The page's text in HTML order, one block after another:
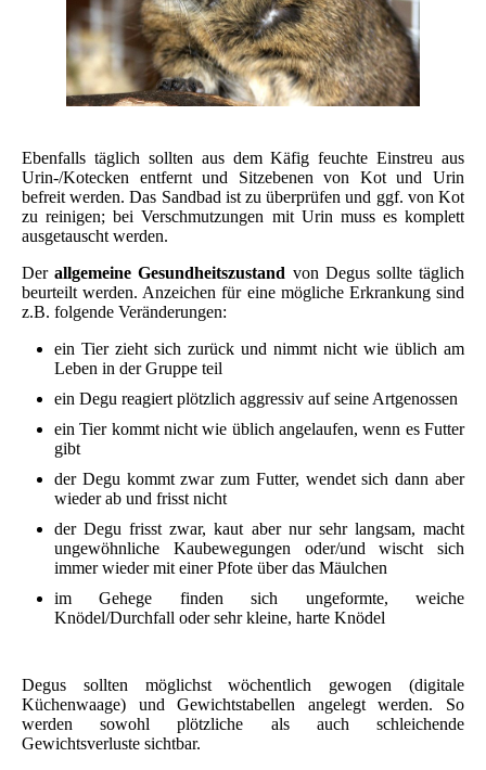
Ebenfalls täglich sollten aus dem Käfig feuchte Einstreu aus
Urin-/Kotecken entfernt und Sitzebenen von Kot und Urin
befreit werden. Das Sandbad ist zu überprüfen und ggf. von Kot
zu reinigen; bei Verschmutzungen mit Urin muss es komplett
ausgetauscht werden.
Derallgemeine Gesundheitszustand von Degus sollte täglich
beurteilt werden. Anzeichen für eine mögliche Erkrankung sind
z.B. folgende Veränderungen:
ein Tier zieht sich zurück und nimmt nicht wie üblich am
Leben in der Gruppe teil
ein Degu reagiert plötzlich aggressiv auf seine Artgenossen
ein Tier kommt nicht wie üblich angelaufen, wenn es Futter
gibt
der Degu kommt zwar zum Futter, wendet sich dann aber
wieder ab und frisst nicht
der Degu frisst zwar, kaut aber nur sehr langsam, macht
ungewöhnliche Kaubewegungen oder/und wischt sich
immer wieder mit einer Pfote über das Mäulchen
im Gehege finden sich ungeformte, weiche
Knödel/Durchfall oder sehr kleine, harte Knödel
Degus sollten möglichst wöchentlich gewogen (digitale
Küchenwaage) und Gewichtstabellen angelegt werden. So
werden sowohl plötzliche als auch schleichende
Gewichtsverluste sichtbar.